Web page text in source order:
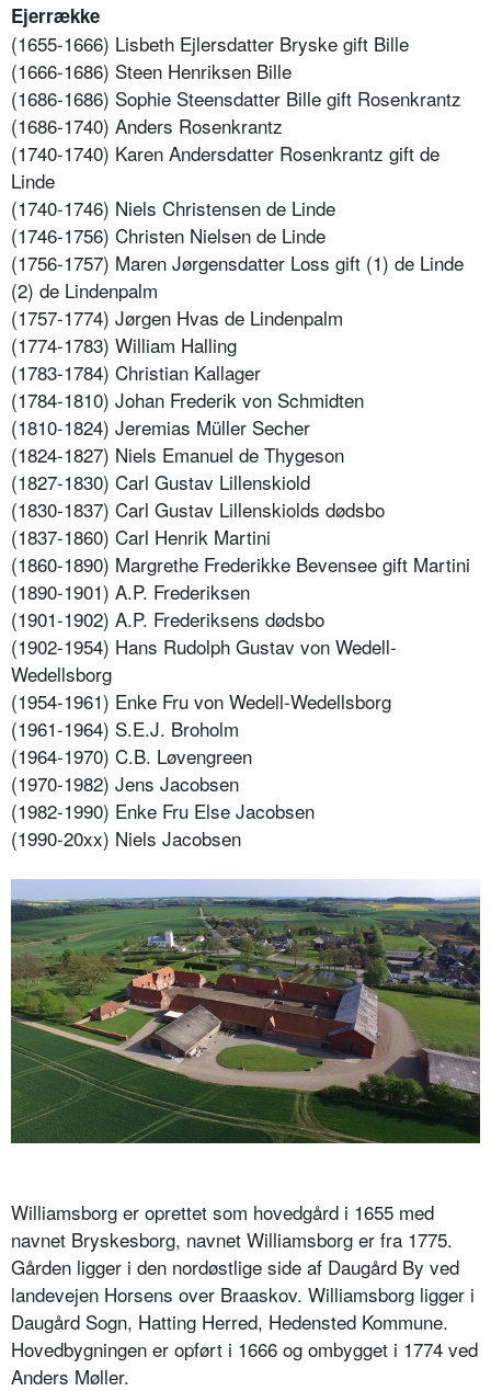
Ejerrække
(1655-1666) Lisbeth Ejlersdatter Bryske gift Bille
(1666-1686) Steen Henriksen Bille
(1686-1686) Sophie Steensdatter Bille gift Rosenkrantz
(1686-1740) Anders Rosenkrantz
(1740-1740) Karen Andersdatter Rosenkrantz gift de
Linde
(1740-1746) Niels Christensen de Linde
(1746-1756) Christen Nielsen de Linde
(1756-1757) Maren Jørgensdatter Loss gift (1) de Linde
(2) de Lindenpalm
(1757-1774) Jørgen Hvas de Lindenpalm
(1774-1783) William Halling
(1783-1784) Christian Kallager
(1784-1810) Johan Frederik von Schmidten
(1810-1824) Jeremias Müller Secher
(1824-1827) Niels Emanuel de Thygeson
(1827-1830) Carl Gustav Lillenskiold
(1830-1837) Carl Gustav Lillenskiolds dødsbo
(1837-1860) Carl Henrik Martini
(1860-1890) Margrethe Frederikke Bevensee gift Martini
(1890-1901) A.P. Frederiksen
(1901-1902) A.P. Frederiksens dødsbo
(1902-1954) Hans Rudolph Gustav von Wedell-
Wedellsborg
(1954-1961) Enke Fru von Wedell-Wedellsborg
(1961-1964) S.E.J. Broholm
(1964-1970) C.B. Løvengreen
(1970-1982) Jens Jacobsen
(1982-1990) Enke Fru Else Jacobsen
(1990-20xx) Niels Jacobsen
Williamsborg er oprettet som hovedgård i 1655 med
navnet Bryskesborg, navnet Williamsborg er fra 1775.
Gården ligger i den nordøstlige side af Daugård By ved
landevejen Horsens over Braaskov. Williamsborg ligger i
Daugård Sogn, Hatting Herred, Hedensted Kommune.
Hovedbygningen er opført i 1666 og ombygget i 1774 ved
Anders Møller.